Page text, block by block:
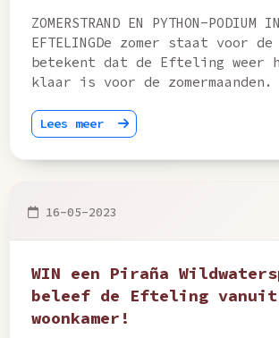
ZOMERSTRAND EN PYTHON-PODIUM
EFTELINGDe zomer staat voor
betekent dat de Efteling weer
klaar is voor de
Lees meer
16-05-2023
WIN een Piraña
beleef de Efteling
woonkamer!